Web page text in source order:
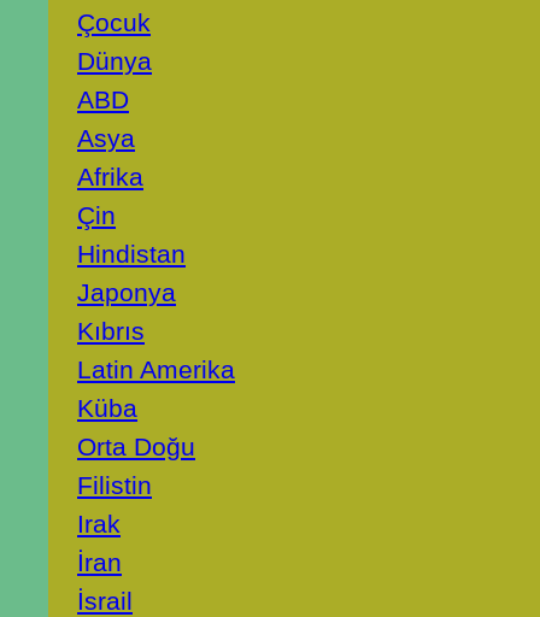
Çocuk
Dünya
ABD
Asya
Afrika
Çin
Hindistan
Japonya
Kıbrıs
Latin Amerika
Küba
Orta Doğu
Filistin
Irak
İran
İsrail